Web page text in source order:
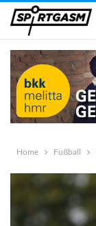
Home
Fußball